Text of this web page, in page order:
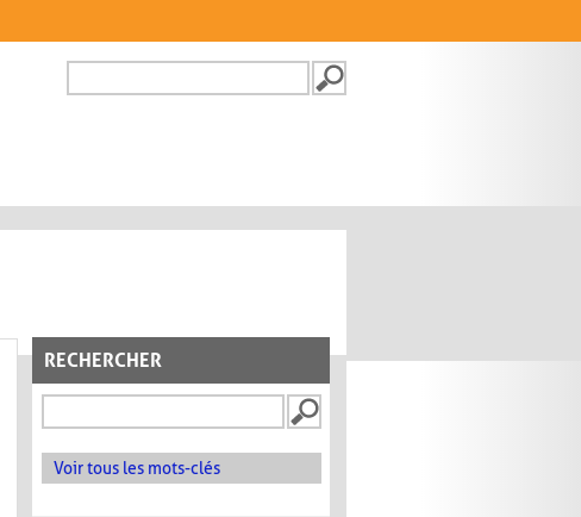
FORMULAIRE DE
RECHERCHER
Voir tous les mots-clés